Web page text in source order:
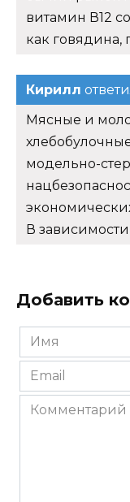
витамин В12
как говядина,
Кирилл
Мясные и
модельно-
В
Добавить
Имя
*
Email
*
Комментарий